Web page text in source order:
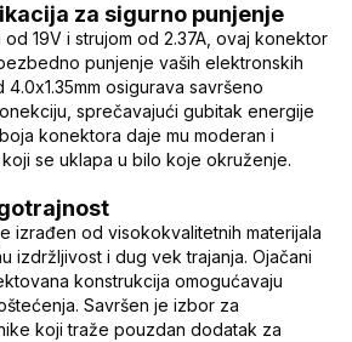
za sigurno punjenje
od 19V i strujom od 2.37A, ovaj konektor
punjenje vaših elektronskih
4.0x1.35mm osigurava savršeno
sprečavajući gubitak energije
konektora daje mu moderan i
se uklapa u bilo koje okruženje.
izrađen od visokokvalitetnih materijala
izdržljivost i dug vek trajanja. Ojačani
konstrukcija omogućavaju
Savršen je izbor za
koji traže pouzdan dodatak za